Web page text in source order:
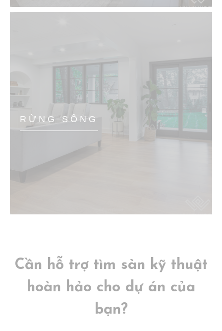
RỪNG SÔNG
Cần hỗ trợ tìm sàn kỹ thuật
hoàn hảo cho dự án của
bạn?